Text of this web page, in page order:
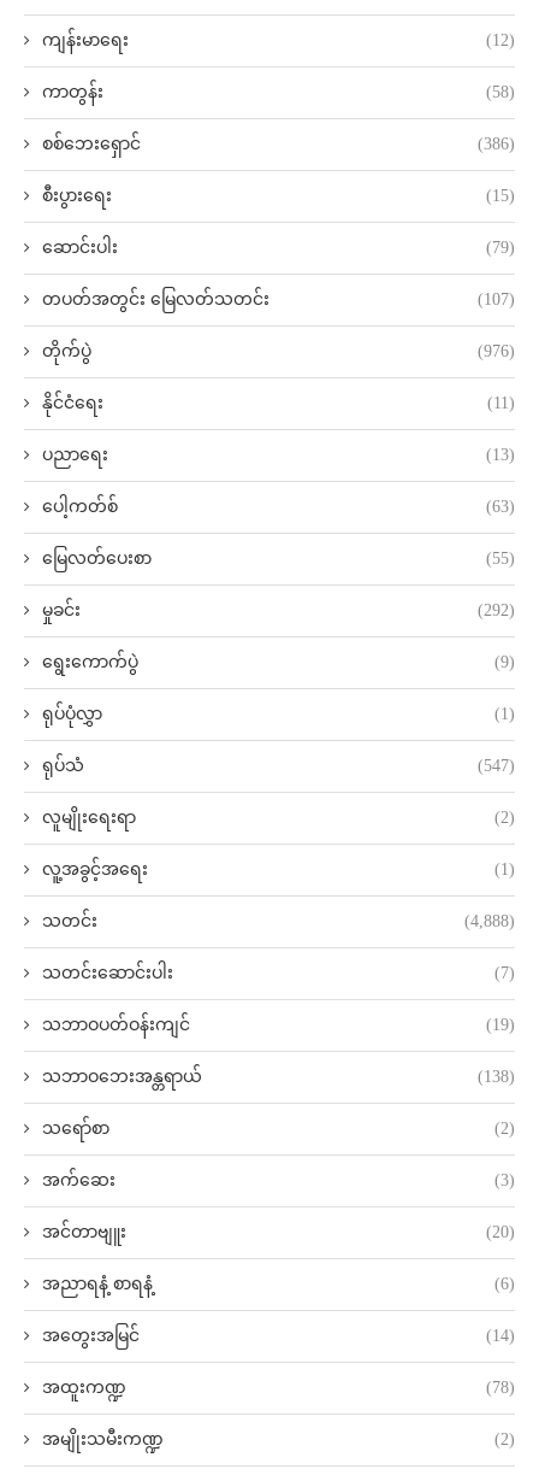
ကျန်းမာရေး (12)
ကာတွန်း (58)
စစ်ဘေးရှောင် (386)
စီးပွားရေး (15)
ဆောင်းပါး (79)
တပတ်အတွင်း မြေလတ်သတင်း (107)
တိုက်ပွဲ (976)
နိုင်ငံရေး (11)
ပညာရေး (13)
ပေါ့ကတ်စ် (63)
မြေလတ်ပေးစာ (55)
မှုခင်း (292)
ရွေးကောက်ပွဲ (9)
ရုပ်ပုံလွှာ (1)
ရုပ်သံ (547)
လူမျိုးရေးရာ (2)
လူ့အခွင့်အရေး (1)
သတင်း (4,888)
သတင်းဆောင်းပါး (7)
သဘာဝပတ်ဝန်းကျင် (19)
သဘာဝဘေးအန္တရာယ် (138)
သရော်စာ (2)
အက်ဆေး (3)
အင်တာဗျူး (20)
အညာရနံ့ စာရနံ့ (6)
အတွေးအမြင် (14)
အထူးကဏ္ဍ (78)
အမျိုးသမီးကဏ္ဍ (2)